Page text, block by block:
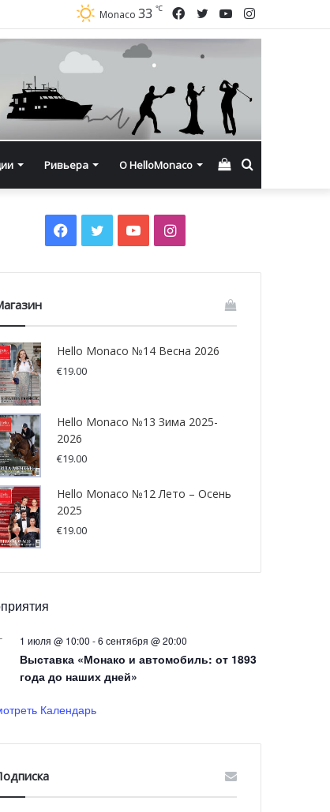
Instagram
YouTube
Twitter
Facebook
Monaco 33 ℃
Ривьера О HelloMonaco Смотреть
Facebook
TwitterYouTubeInstagram
Hello Monaco №14 Весна 2026
€19.00
Hello Monaco №13 Зима 2025-
2026
€19.00
Hello Monaco №12 Лето – Осень
2025
€19.00
1 июля @ 10:00 -6 сентября @ 20:00
Выставка «Монако и автомобиль: от 1893
года до наших дней»
Календарь